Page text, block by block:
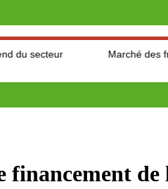
Marché des fruits est
de